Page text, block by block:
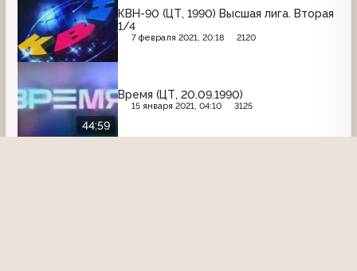
КВН-90 (ЦТ, 1990) Высшая лига. Вторая
1/4
7 февраля 2021, 20:18 2120
44:59
Время (ЦТ, 20.09.1990)
15 января 2021, 04:10 3125